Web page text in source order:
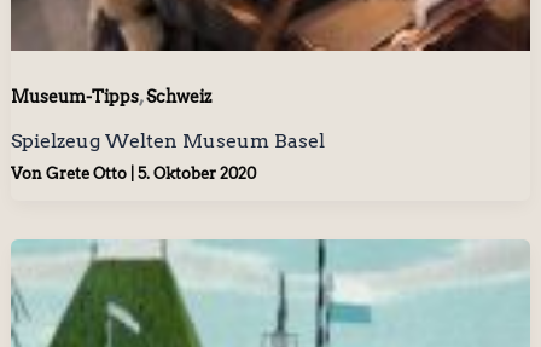
Museum-Tipps,Schweiz
Spielzeug Welten Museum Basel
Von Grete Otto 5. Oktober 2020